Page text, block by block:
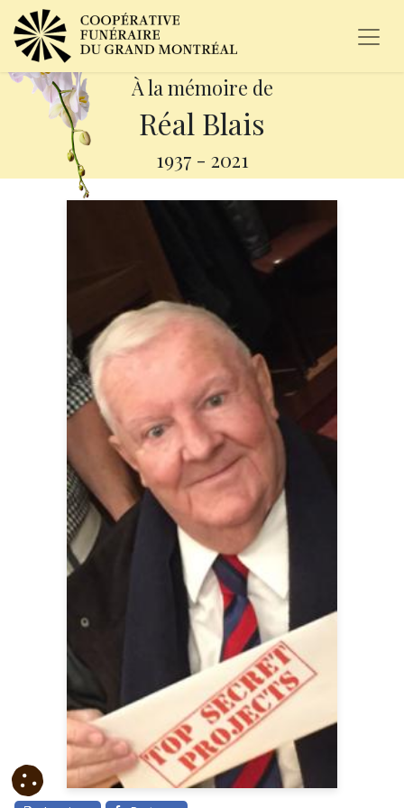
À la mémoire de
Réal Blais
1937 - 2021